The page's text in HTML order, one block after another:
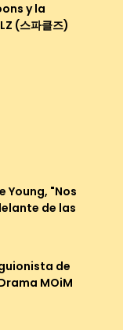
y la
(스파클즈)
Young, "Nos
de las
de
MOiM